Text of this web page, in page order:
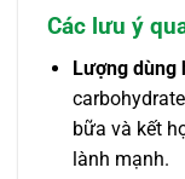
Các lưu ý
Lượng dùng
bữa và kết
lành mạnh.